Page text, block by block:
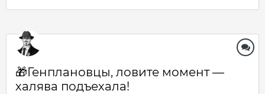
🎁Генплановцы, ловите момент —
халява подъехала!